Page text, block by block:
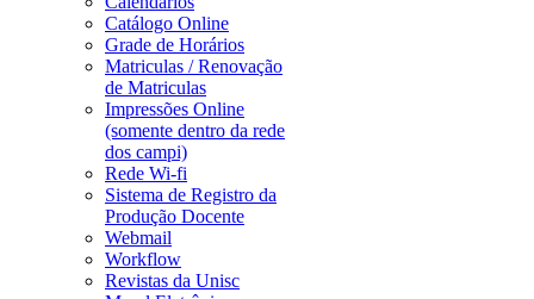
Catálogo Online
Grade de Horários
Matriculas / Renovação
de Matriculas
Impressões Online
(somente dentro da rede
dos campi)
Rede Wi-fi
Sistema de Registro da
Produção Docente
Webmail
Workflow
Revistas da Unisc